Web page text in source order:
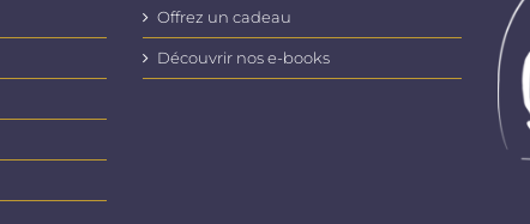
Offrez un cadeau
Découvrir nos e-books